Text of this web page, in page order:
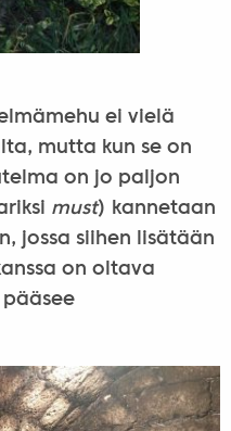
ei vielä
mutta kun se on
on jo paljon
must) kannetaan
jossa siihen lisätään
on oltava